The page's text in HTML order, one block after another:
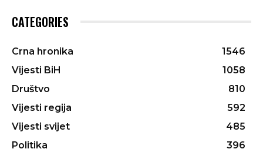
CATEGORIES
Crna hronika
1546
Vijesti BiH
1058
Društvo
810
Vijesti regija
592
Vijesti svijet
485
Politika
396